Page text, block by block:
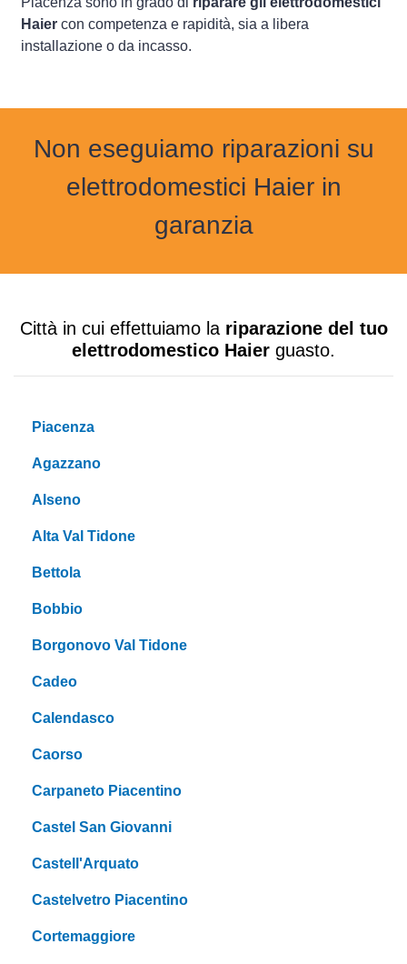
Haier con competenza e rapidità, sia a libera
installazione o da incasso.
Non eseguiamo riparazioni su
elettrodomestici Haier in
garanzia
Città in cui effettuiamo la riparazione del tuo
elettrodomestico Haier guasto.
Piacenza
Agazzano
Alseno
Alta Val Tidone
Bettola
Bobbio
Borgonovo Val Tidone
Cadeo
Calendasco
Caorso
Carpaneto Piacentino
Castel San Giovanni
Castell'Arquato
Castelvetro Piacentino
Cortemaggiore